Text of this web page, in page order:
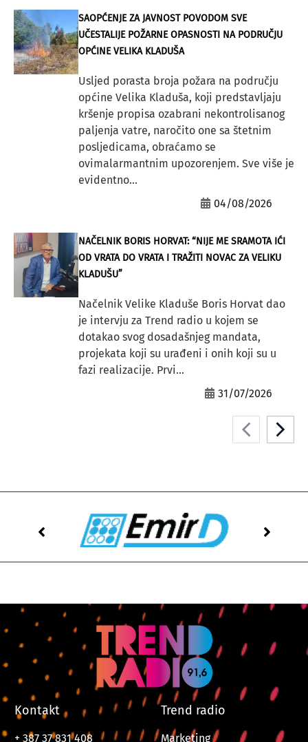
SAOPĆENJE ZA JAVNOST POVODOM SVE
UČESTALIJE POŽARNE OPASNOSTI NA PODRUČJU
OPĆINE VELIKA KLADUŠA
Usljed porasta broja požara na području
općine Velika Kladuša, koji predstavljaju
kršenje propisa ozabrani nekontrolisanog
paljenja vatre, naročito one sa štetnim
posljedicama, obraćamo se
ovimalarmantnim upozorenjem. Sve više je
evidentno...
04/08/2026
NAČELNIK BORIS HORVAT: “NIJE ME SRAMOTA IĆI
OD VRATA DO VRATA I TRAŽITI NOVAC ZA VELIKU
KLADUŠU”
Načelnik Velike Kladuše Boris Horvat dao
je intervju za Trend radio u kojem se
dotakao svog dosadašnjeg mandata,
projekata koji su urađeni i onih koji su u
fazi realizacije. Prvi...
31/07/2026
Kontakt
+ 387 37 831 408
Trend radio
Marketing